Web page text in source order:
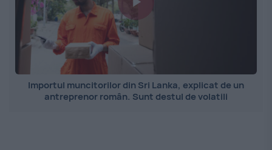
Importul muncitorilor din Sri Lanka, explicat de un
antreprenor român. Sunt destul de volatili